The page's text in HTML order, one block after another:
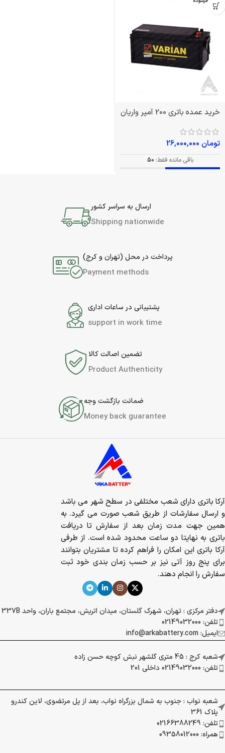
خرید عمده باتری 200 آمپر واریان
تومان
باقی مانده فقط: 50
ارسال به سراسر کشور
Shipping nationwide
پرداخت در محل (تهران و کرج)
Payment methods
پشتیبانی در ساعات اداری
support in work time
تضمین اصالت کالا
Product Authenticity
ضمانت بازگشت وجه
Money back guarantee
آرکا باتری دارای شعب مختلفی در سطح شهر می باشد
و ارسال سفارشات از طریق شعب صورت می گیرد. به
همین جهت مدت زمان بعد از سفارش تا دریافت
باتری به نهایتا دو ساعت محدود شده است. از طرفی
آرکا باتری این امکان را فراهم کرده تا مشتریان بتوانند
برای پنج روز آتی نیز بر حسب زمان بندی خود ثبت
سفارش را انجام دهند.
دفتر مرکزی : تهران، شهرک گلستان، میدان اتریش، مجتمع باران، واحد 337B
تلفن: 02149032000
ایمیل: info@arkabattery.com
شعبه کرج : 45 متری گلشهر نبش کوچه حسن زاده
تلفن: 02149032000 داخلی 201
شعبه نواب : جنوب به شمال بزرگراه نواب، بعد از پل مرتضوی، لاین کندرو
پلاک 361
تلفن: 02166388249
همراه: 09358012000